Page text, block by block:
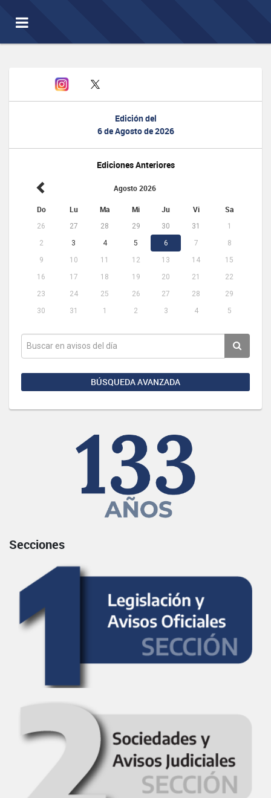
Toggle
navigation
Edición del
6 de Agosto de 2026
Ediciones Anteriores
Agosto 2026
Do Lu Ma Mi Ju Vi Sa
26 27 28 29 30 31
1
2
3 4 5 6 7
8
9
10 11 12 13 14
15
16
17 18 19 20 21
22
23
24 25 26 27 28
29
30
31 1 2 3 4 5
BÚSQUEDA AVANZADA
Secciones